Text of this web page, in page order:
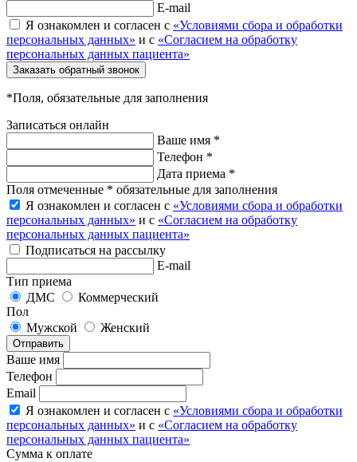
E-mail
Я ознакомлен и согласен с «Условиями сбора и обработки
персональных данных» и с «Согласием на обработку
персональных данных пациента»
Заказать обратный звонок
*Поля, обязательные для заполнения
Записаться онлайн
Ваше имя *
Телефон *
Дата приема *
Поля отмеченные * обязательные для заполнения
Я ознакомлен и согласен с «Условиями сбора и обработки
персональных данных» и с «Согласием на обработку
персональных данных пациента»
Подписаться на рассылку
E-mail
Тип приема
ДМС
Коммерческий
Пол
Мужской
Женский
Отправить
Ваше имя
Телефон
Email
Я ознакомлен и согласен с «Условиями сбора и обработки
персональных данных» и с «Согласием на обработку
персональных данных пациента»
Сумма к оплате